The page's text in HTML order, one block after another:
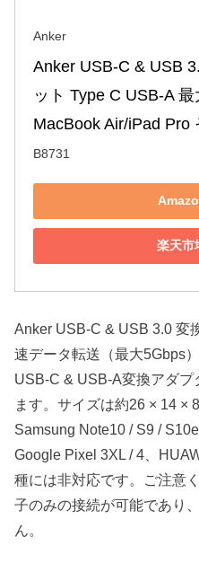
Anker
Anker USB-C & USB
ット Type C USB-A
MacBook Air/iPad Pro
B8731
楽天市
Anker USB-C & USB 3.0 変
速データ転送（最大5Gbps
USB-C & USB-A変換アダ
ます。サイズは約26 × 14 ×
Samsung Note10 / S9 /
Google Pixel 3XL / 4、
種には非対応です。ご注意
子のみの接続が可能であり
ん。